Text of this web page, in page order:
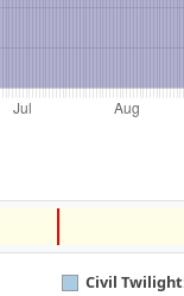
Civil